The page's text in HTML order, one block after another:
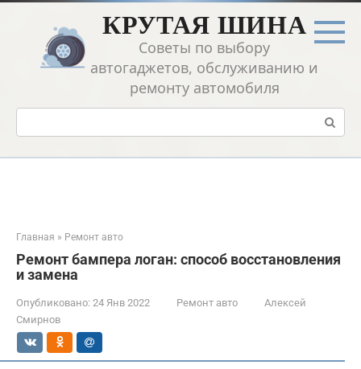
Перейти
контенту
КРУТАЯ ШИНА
Советы по выбору
автогаджетов, обслуживанию и
ремонту автомобиля
Поиск:
Главная » Ремонт авто
Ремонт бампера логан: способ восстановления
и замена
Опубликовано: 24 Янв 2022 Ремонт авто
Алексей
Смирнов